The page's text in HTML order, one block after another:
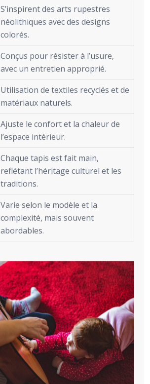
S’inspirent des arts rupestres
néolithiques avec des designs
colorés.
Conçus pour résister à l’usure,
avec un entretien approprié.
Utilisation de textiles recyclés et de
matériaux naturels.
Ajuste le confort et la chaleur de
l’espace intérieur.
Chaque tapis est fait main,
reflétant l’héritage culturel et les
traditions.
Varie selon le modèle et la
complexité, mais souvent
abordables.